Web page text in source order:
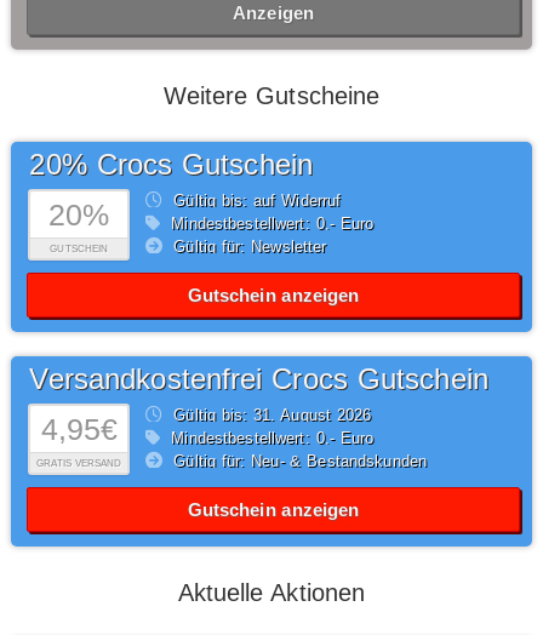
Anzeigen
Weitere Gutscheine
20%
GUTSCHEIN
20% Crocs Gutschein
Gültig bis: auf Widerruf
Mindestbestellwert: 0,- Euro
Gültig für: Newsletter
Gutschein anzeigen
4,95€
GRATIS VERSAND
Versandkostenfrei Crocs Gutschein
Gültig bis: 31.August2026
Mindestbestellwert: 0,- Euro
Gültig für: Neu- & Bestandskunden
Gutschein anzeigen
Aktuelle Aktionen